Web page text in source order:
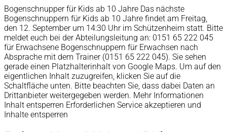
Bogenschnupper für Kids ab 10 Jahre Das nächste
Bogenschnuppern für Kids ab 10 Jahre findet am Freitag,
den 12. September um 14:30 Uhr im Schützenheim statt. Bitte
meldet euch bei der Abteilungsleitung an: 0151 65 222 045
für Erwachsene Bogenschnuppern für Erwachsen nach
Absprache mit dem Trainer (0151 65 222 045). Sie sehen
gerade einen Platzhalterinhalt von Google Maps. Um auf den
eigentlichen Inhalt zuzugreifen, klicken Sie auf die
Schaltfläche unten. Bitte beachten Sie, dass dabei Daten an
Drittanbieter weitergegeben werden. Mehr Informationen
Inhalt entsperren Erforderlichen Service akzeptieren und
Inhalte entsperren